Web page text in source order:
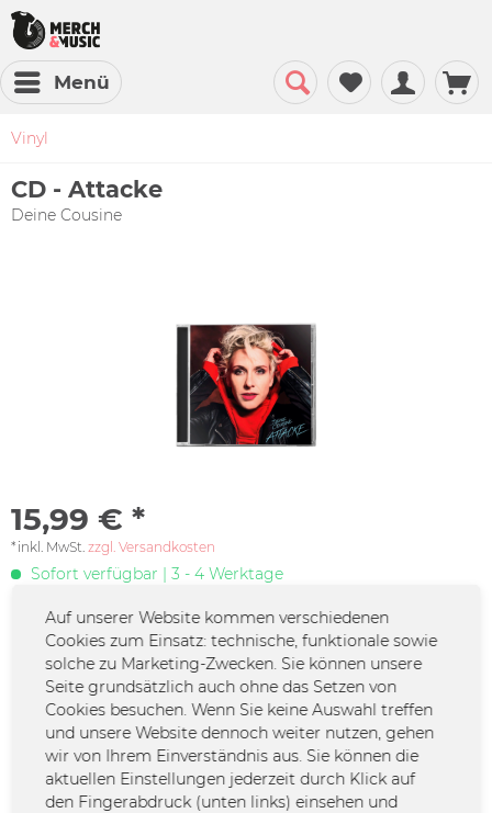
Menü
Vinyl
CD - Attacke
Deine Cousine
15,99 € *
*inkl. MwSt. zzgl. Versandkosten
Sofort verfügbar | 3 - 4 Werktage
DEINE COUSINE NEWSLETTER* - Werde Teil
der Familie!
Jetzt den Newsletter abonnieren und keine
Familiendramen mehr verpassen!
*Solltest du keine Lust mehr auf diese Aktion haben, kannst du Dich
Auf unserer Website kommen verschiedenen
Cookies zum Einsatz: technische, funktionale sowie
solche zu Marketing-Zwecken. Sie können unsere
Seite grundsätzlich auch ohne das Setzen von
Cookies besuchen. Wenn Sie keine Auswahl treffen
und unsere Website dennoch weiter nutzen, gehen
wir von Ihrem Einverständnis aus. Sie können die
aktuellen Einstellungen jederzeit durch Klick auf
den Fingerabdruck (unten links) einsehen und